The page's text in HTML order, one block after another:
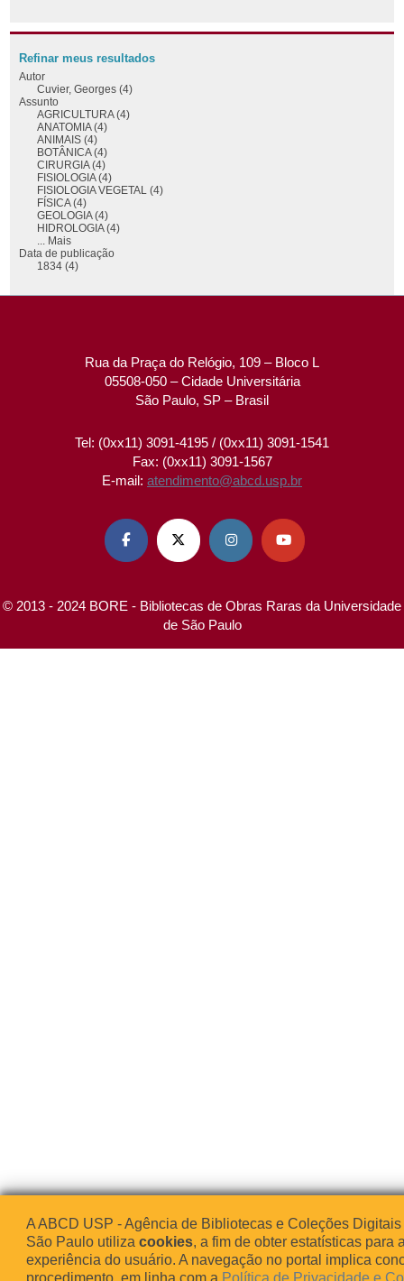
Refinar meus resultados
Autor
Cuvier, Georges (4)
Assunto
AGRICULTURA (4)
ANATOMIA (4)
ANIMAIS (4)
BOTÂNICA (4)
CIRURGIA (4)
FISIOLOGIA (4)
FISIOLOGIA VEGETAL (4)
FÍSICA (4)
GEOLOGIA (4)
HIDROLOGIA (4)
... Mais
Data de publicação
1834 (4)
Rua da Praça do Relógio, 109 – Bloco L
05508-050 – Cidade Universitária
São Paulo, SP – Brasil
Tel: (0xx11) 3091-4195 / (0xx11) 3091-1541
Fax: (0xx11) 3091-1567
E-mail: atendimento@abcd.usp.br
   
© 2013 - 2024 BORE - Bibliotecas de Obras Raras da Universidade
de São Paulo
A ABCD USP - Agência de Bibliotecas e Coleções
São Paulo utiliza cookies, a fim de obter estatísticas para
experiência do usuário. A navegação no portal implica
procedimento, em linha com a Política de Privacidade e